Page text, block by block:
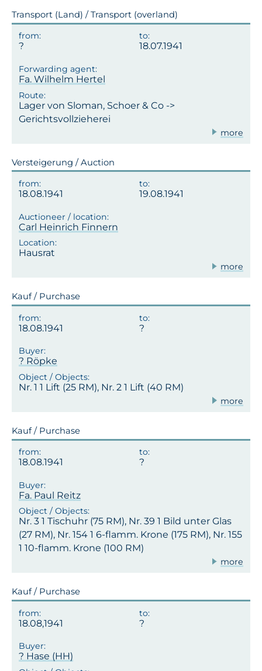
Transport (Land) / Transport (overland)
18.07.1941
Fa. Wilhelm Hertel
Lager von Sloman, Schoer & Co ->
Gerichtsvollzieherei
more
Versteigerung / Auction
18.08.1941 19.08.1941
Carl Heinrich Finnern
Hausrat
more
Kauf / Purchase
18.08.1941
? Röpke
Nr. 1 1 Lift (25 RM), Nr. 2 1 Lift (40 RM)
more
Kauf / Purchase
18.08.1941
Fa. Paul Reitz
Nr. 3 1 Tischuhr (75 RM), Nr. 39 1 Bild unter Glas
(27 RM), Nr. 154 1 6-flamm. Krone (175 RM), Nr. 155
1 10-flamm. Krone (100 RM)
more
Kauf / Purchase
18.08,1941
? Hase (HH)